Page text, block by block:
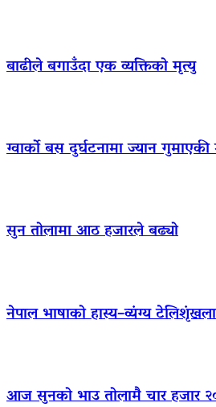
बाढीले बगाउँदा एक व्यक्तिको मृत्यु
ग्वार्को बस दुर्घटनामा ज्यान
सुन तोलामा आठ हजारले बढ्यो
नेपाल भाषाको हास्य–व्यंग्य
आज सुनको भाउ तोलामै चार हजार